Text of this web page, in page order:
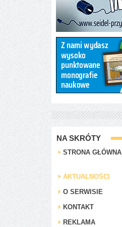
NA SKRÓTY
STRONA GŁÓWNA
AKTUALNOŚCI
O SERWISIE
KONTAKT
REKLAMA